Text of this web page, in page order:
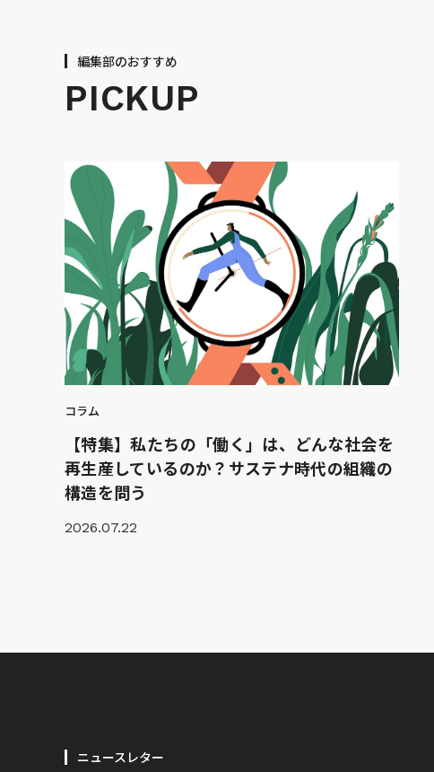
編集部のおすすめ
PICKUP
コラム
【特集】私たちの「働く」は、どんな社会を
再生産しているのか？サステナ時代の組織の
構造を問う
2026.07.22
ニュースレター